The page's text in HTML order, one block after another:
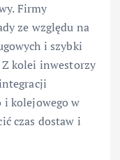
Firmy
ze względu na
i szybki
kolei inwestorzy
i kolejowego w
czas dostaw i